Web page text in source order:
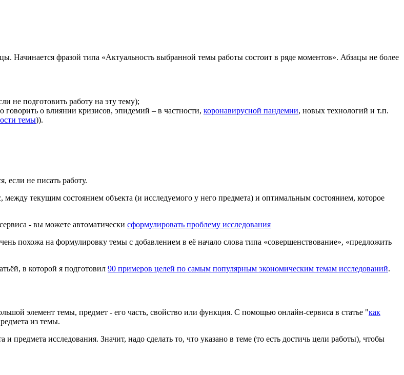
Начинается фразой типа «Актуальность выбранной темы работы состоит в ряде моментов». Абзацы не более
не подготовить работу на эту тему);
о влиянии кризисов, эпидемий – в частности, коронавирусной пандемии, новых технологий и т.п.
темы)).
если не писать работу.
текущим состоянием объекта (и исследуемого у него предмета) и оптимальным состоянием, которое
- вы можете автоматически сформулировать проблему исследования
похожа на формулировку темы с добавлением в её начало слова типа «совершенствование», «предложить
в которой я подготовил 90 примеров целей по самым популярным экономическим темам исследований.
элемент темы, предмет - его часть, свойство или функция. С помощью онлайн-сервиса в статье "как
из темы.
предмета исследования. Значит, надо сделать то, что указано в теме (то есть достичь цели работы), чтобы